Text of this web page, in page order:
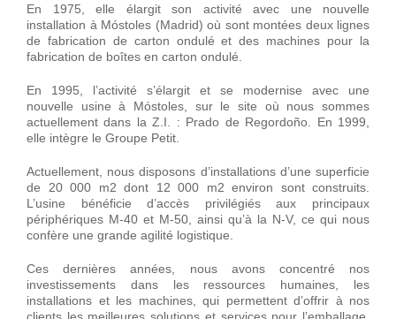
En 1975, elle élargit son activité avec une nouvelle
installation à Móstoles (Madrid) où sont montées deux lignes
de fabrication de carton ondulé et des machines pour la
fabrication de boîtes en carton ondulé.
En 1995, l’activité s’élargit et se modernise avec une
nouvelle usine à Móstoles, sur le site où nous sommes
actuellement dans la Z.I. : Prado de Regordoño. En 1999,
elle intègre le Groupe Petit.
Actuellement, nous disposons d’installations d’une superficie
de 20 000 m2 dont 12 000 m2 environ sont construits.
L’usine bénéficie d’accès privilégiés aux principaux
périphériques M-40 et M-50, ainsi qu’à la N-V, ce qui nous
confère une grande agilité logistique.
Ces dernières années, nous avons concentré nos
investissements dans les ressources humaines, les
installations et les machines, qui permettent d’offrir à nos